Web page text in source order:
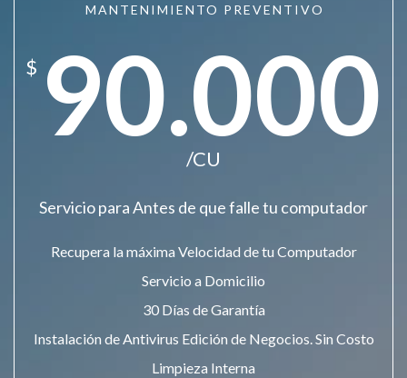
MANTENIMIENTO PREVENTIVO
$ 90.000
/CU
Servicio para Antes de que falle tu computador
Recupera la máxima Velocidad de tu Computador
Servicio a Domicilio
30 Días de Garantía
Instalación de Antivirus Edición de Negocios. Sin Costo
Limpieza Interna